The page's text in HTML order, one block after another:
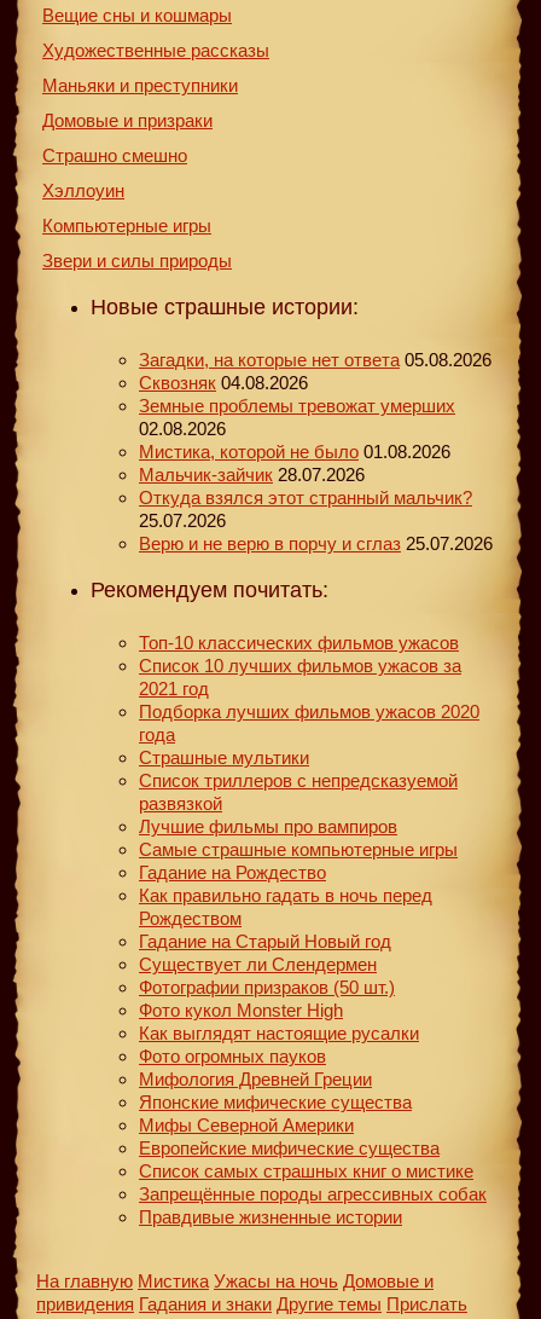
Вещие сны и кошмары
Художественные рассказы
Маньяки и преступники
Домовые и призраки
Страшно смешно
Хэллоуин
Компьютерные игры
Звери и силы природы
Новые страшные истории:
Загадки, на которые нет ответа 05.08.2026
Сквозняк 04.08.2026
Земные проблемы тревожат умерших
02.08.2026
Мистика, которой не было 01.08.2026
Мальчик-зайчик 28.07.2026
Откуда взялся этот странный мальчик?
25.07.2026
Верю и не верю в порчу и сглаз 25.07.2026
Рекомендуем почитать:
Топ-10 классических фильмов ужасов
Список 10 лучших фильмов ужасов за
2021 год
Подборка лучших фильмов ужасов 2020
года
Страшные мультики
Список триллеров с непредсказуемой
развязкой
Лучшие фильмы про вампиров
Самые страшные компьютерные игры
Гадание на Рождество
Как правильно гадать в ночь перед
Рождеством
Гадание на Старый Новый год
Существует ли Слендермен
Фотографии призраков (50 шт.)
Фото кукол Monster High
Как выглядят настоящие русалки
Фото огромных пауков
Мифология Древней Греции
Японские мифические существа
Мифы Северной Америки
Европейские мифические существа
Список самых страшных книг о мистике
Запрещённые породы агрессивных собак
Правдивые жизненные истории
На главную Мистика Ужасы на ночь Домовые и
привидения Гадания и знаки Другие темы Прислать